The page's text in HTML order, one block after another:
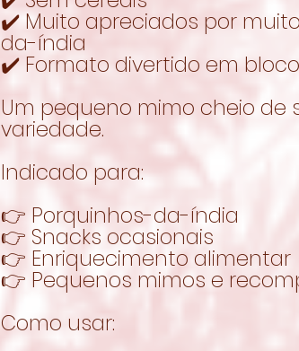
✔️ Muito apreciados por
da-índia
✔️ Formato divertido em
Um pequeno mimo cheio de
variedade.
Indicado para:
👉 Porquinhos-da-índia
👉 Snacks ocasionais
👉 Enriquecimento alimentar
👉 Pequenos mimos e
Como usar: